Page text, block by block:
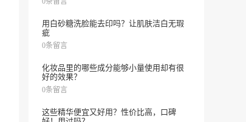
用白砂糖洗脸能去印吗？让肌肤洁白无瑕
疵
0条留言
化妆品里的哪些成分能够小量使用却有很
好的效果？
0条留言
这些精华便宜又好用？性价比高，口碑